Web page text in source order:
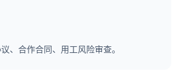
、合作合同、用工风险审查。